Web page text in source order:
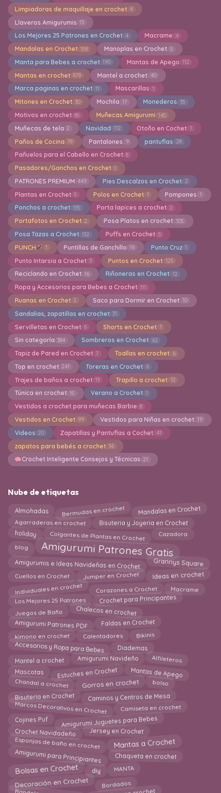
Limpiadoras de maquillaje en crochet 4
Llaveros Amigurumis 13
Los Mejores 25 Patrones en Crochet 4 Macrame 4
Mandalas en Crochet 158 Manoplas en Crochet 5
Manta para Bebes a crochet 190 Mantas de Apego 112
Mantas en crochet 878 Mantel a crochet 40
Marca paginas en crochet 11 Mascarillas 1
Mitones en Crochet 30 Mochila 17 Monederos 35
Motivos en crochet 85 Muñecas Amigurumi 145
Muñecas de tela 2 Navidad 112 Otoño en Cochet 1
Paños de Cocina 78 Pantalones 9 pantuflas 28
Pañuelos para el Cabello en Crochet 8
Pasadores/Ganchos en Crochet 1
PATRONES PREMIUM 449 Pies Descalzos en Crochet 2
Plantas en Crochet 5 Polos en Crochet 1 Pompones 1
Ponchos a crochet 135 Porta lapices a crochet 2
Portafotos en Crochet 2 Posa Platos en crochet 105
Posa Tazas a Crochet 132 Puffs en Crochet 5
PUNCH 1 Puntillas de Ganchillo 16 Punto Cruz 1
Punto Intarsia a Crochet 3 Puntos en Crochet 125
Reciclando en Crochet 16 Riñoneras en Crochet 12
Ropa y Accesorios para Bebes a Crochet 111
Ruanas en Crochet 2 Saco para Dormir en Crochet 10
Sandalias, zapatillas en crochet 31
Servilletas en Crochet 6 Shorts en Crochet 1
Sin categoría 384 Sombreros en Crochet 62
Tapiz de Pared en Crochet 7 Toallas en crochet 6
Top en crochet 241 Toreras en Crochet 6
Trajes de baños a crochet 13 Trapillo a crochet 12
Túnica en crochet 15 Verano a Crochet 1
Vestidos a crochet para muñecas Barbie 8
Vestidos en Crochet 99 Vestidos para Niñas en crochet 19
Videos 20 Zapatillas y Pantuflas a Cochet 41
zapatos para bebés a crochet 36
Crochet Inteligente Consejos y Técnicas 21
Nube de etiquetas
Almohadas Bermudas en crochet Mandalas en Crochet
Agarraderas en crochet Bisuteria y Joyeria en Crochet
holiday Colgantes de Plantas en Crochet Cazadora
blog Amigurumi Patrones Gratis
Amigurumis e Ideas Navideñas en Crochet Grannys Square
Cuellos en Crochet Jumper en Crochet Ideas en crochet
Individuales en crochet Corazones a Crochet Macrame
Los Mejores 25 Patrones Crochet para Principantes
Juegos de Baño Chalecos en crochet
Amigurumi Patrones PDF Faldas en Crochet
kimono en crochet Calentadores Bikinis
Accesorios y Ropa para Bebes Diademas
Mantel a crochet Amigurumi Navideño Alfileteros
Mascotas Estuches en Crochet Mantas de Apego
Chandal a crochet Gorros en crochet bolso
Bisutería en Crochet Caminos y Centros de Mesa
Marcos Decorativos en Crochet Camiseta en crochet
Cojines Puf Amigurumi Juguetes para Bebes
Crochet Navidadeño Jersey en Crochet
Esponjas de baño en crochet Mantas a Crochet
Amigurumi para Principiantes Chaqueta en crochet
Bolsas en Crochet diy MANTA
Decoración en Crochet Bordados